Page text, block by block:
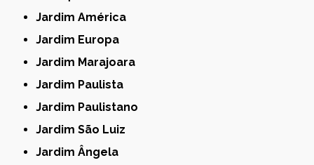
Jardim América
Jardim Europa
Jardim Marajoara
Jardim Paulista
Jardim Paulistano
Jardim São Luiz
Jardim Ângela